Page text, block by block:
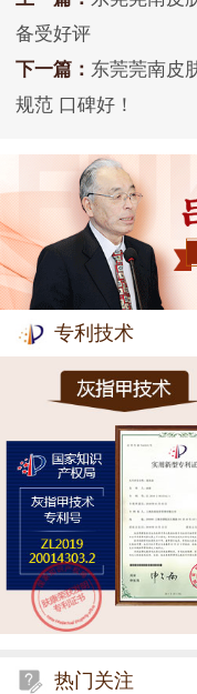
备受好评
下一篇： 东莞莞南皮
规范 口碑好！
专利技术
热门关注